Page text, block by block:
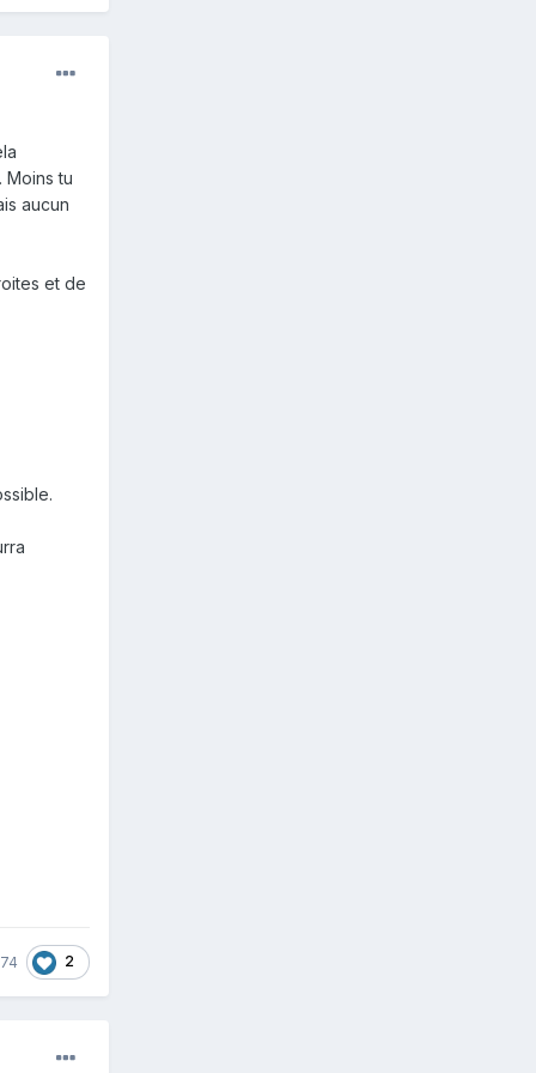
tu
aucun
et de
2